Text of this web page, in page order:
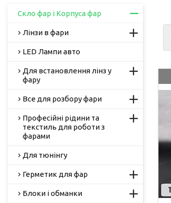
Скло фар і Корпуса фар
Лінзи в фари
LED Лампи авто
Для встановлення лінз у
фару
Все для розбору фари
Професійні рідини та
текстиль для роботи з
фарами
Для тюнінгу
Герметик для фар
Блоки і обманки